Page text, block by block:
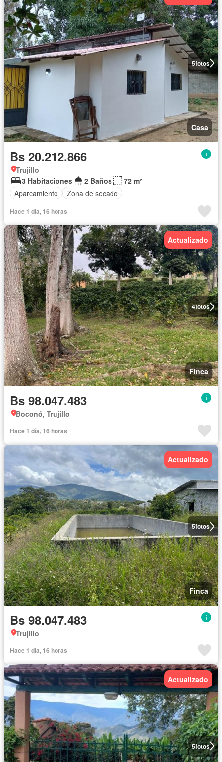
5fotos
Casa
Bs 20.212.866
Trujillo
3 Habitaciones
2 Baños
72 m²
Aparcamiento
Zona de secado
Hace 1 día, 16 horas
4fotos
Actualizado
Finca
Bs 98.047.483
Boconó, Trujillo
Hace 1 día, 16 horas
5fotos
Actualizado
Finca
Bs 98.047.483
Trujillo
Hace 1 día, 16 horas
5fotos
Actualizado